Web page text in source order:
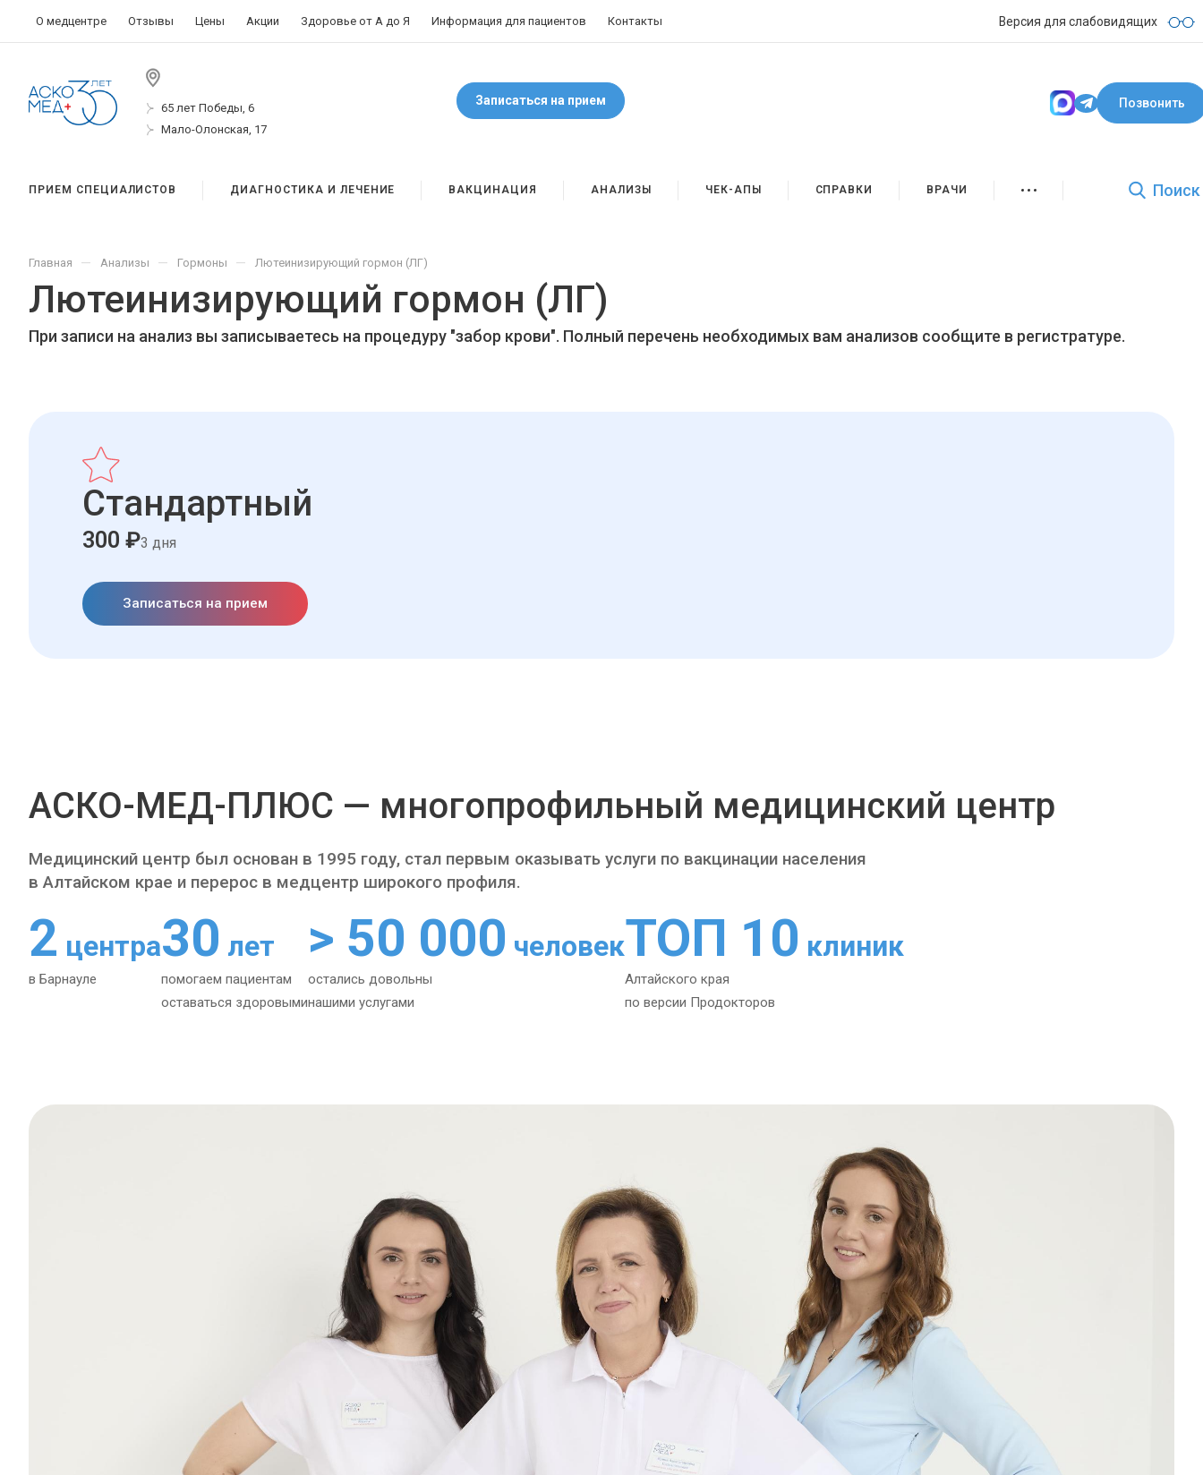
О медцентре Отзывы Цены Акции Здоровье от А до Я Информация для пациентов Контакты Версия для слабовидящих
65 лет Победы, 6
Мало-Олонская, 17
Записаться на прием Позвонить
ПРИЕМ СПЕЦИАЛИСТОВ ДИАГНОСТИКА И ЛЕЧЕНИЕ ВАКЦИНАЦИЯ АНАЛИЗЫ ЧЕК-АПЫ СПРАВКИ ВРАЧИ Поиск
Лютеинизирующий гормон (ЛГ)
При записи на анализ вы записываетесь на процедуру "забор крови". Полный перечень необходимых вам анализов сообщите в регистратуре.
Главная — Анализы — Гормоны — Лютеинизирующий гормон (ЛГ)
Стандартный
300 ₽3 дня
Записаться на прием
АСКО-МЕД-ПЛЮС — многопрофильный медицинский центр
Медицинский центр был основан в 1995 году, стал первым оказывать услуги по вакцинации населения
в Алтайском крае и перерос в медцентр широкого профиля.
2 центра
в Барнауле
30 лет
помогаем пациентам
оставаться здоровыми
> 50 000 человек
остались довольны
нашими услугами
ТОП 10 клиник
Алтайского края
по версии Продокторов